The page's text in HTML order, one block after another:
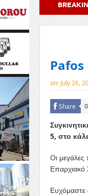
NEWS
κακόβουλες ζημιές σε
Pafos
on: July 26,
Share 0
5, στο
Οι
Επαρχιακό
Ευχόμαστε